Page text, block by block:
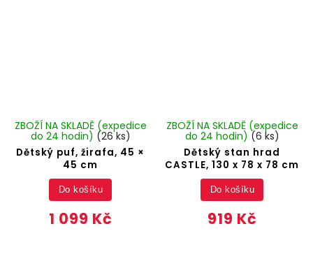
Dětský puf, žirafa, 45 ×
45 cm
ZBOŽÍ NA SKLADĚ (expedice
do 24 hodin) (26 ks)
1 099 Kč
Do košíku
Dětský stan hrad
CASTLE, 130 x 78 x 78 cm
ZBOŽÍ NA SKLADĚ (expedice
do 24 hodin) (6 ks)
919 Kč
Do košíku